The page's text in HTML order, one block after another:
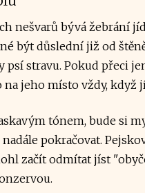
nešvarů bývá žebrání
být důslední již od
psí stravu. Pokud přeci
jeho místo vždy, když
tónem, bude si
pokračovat.
začít odmítat jíst